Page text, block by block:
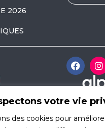
votre vie
des cookies pour
2026